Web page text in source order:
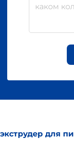
экструдер для